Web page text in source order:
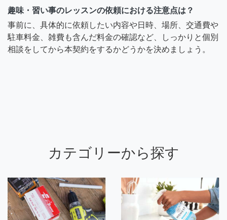
趣味・習い事のレッスンの依頼における注意点は？
事前に、具体的に依頼したい内容や日時、場所、交通費や
駐車料金、雑費も含んだ料金の確認など、しっかりと個別
相談をしてから本契約をするかどうかを決めましょう。
カテゴリーから探す